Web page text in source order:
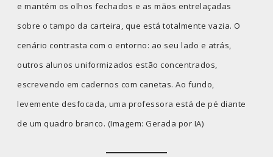
e mantém os olhos fechados e as mãos entrelaçadas
sobre o tampo da carteira, que está totalmente vazia. O
cenário contrasta com o entorno: ao seu lado e atrás,
outros alunos uniformizados estão concentrados,
escrevendo em cadernos com canetas. Ao fundo,
levemente desfocada, uma professora está de pé diante
de um quadro branco. (Imagem: Gerada por IA)